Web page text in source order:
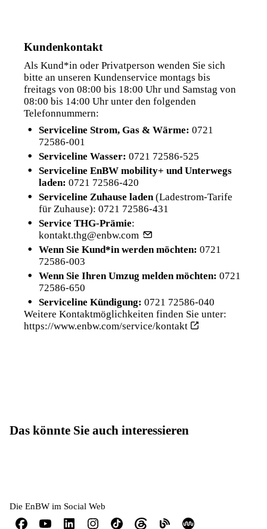
Kundenkontakt
Als Kund*in oder Privatperson wenden Sie sich
bitte an unseren Kundenservice montags bis
freitags von 08:00 bis 18:00 Uhr und Samstag von
08:00 bis 14:00 Uhr unter den folgenden
Telefonnummern:
Serviceline Strom, Gas & Wärme: 0721
72586-001
Serviceline Wasser: 0721 72586-525
Serviceline EnBW mobility+ und Unterwegs
laden: 0721 72586-420
Serviceline Zuhause laden (Ladestrom-Tarife
für Zuhause): 0721 72586-431
Service THG-Prämie:
kontakt.thg@enbw.com
Wenn Sie Kund*in werden möchten: 0721
72586-003
Wenn Sie Ihren Umzug melden möchten: 0721
72586-650
Serviceline Kündigung: 0721 72586-040
Weitere Kontaktmöglichkeiten finden Sie unter:
https://www.enbw.com/service/kontakt
Das könnte Sie auch interessieren
Die EnBW im Social Web